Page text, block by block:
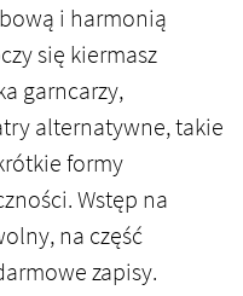
i harmonią
się kiermasz
garncarzy,
alternatywne, takie
formy
Wstęp na
na część
zapisy.